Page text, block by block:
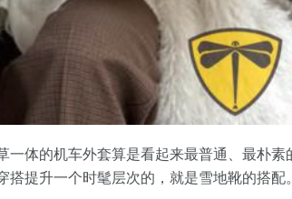
一体的机车外套算是看起来最普通、最朴
提升一个时髦层次的，就是雪地靴的搭配。